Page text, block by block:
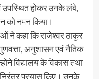
उपस्थित होकर उनके लंबे,
को नमन किया।
ने कहा कि राजेश्वर ठाकुर
अनुशासन एवं नैतिक
विद्यालय के विकास तथा
निरंतर प्रयास किए। उनके